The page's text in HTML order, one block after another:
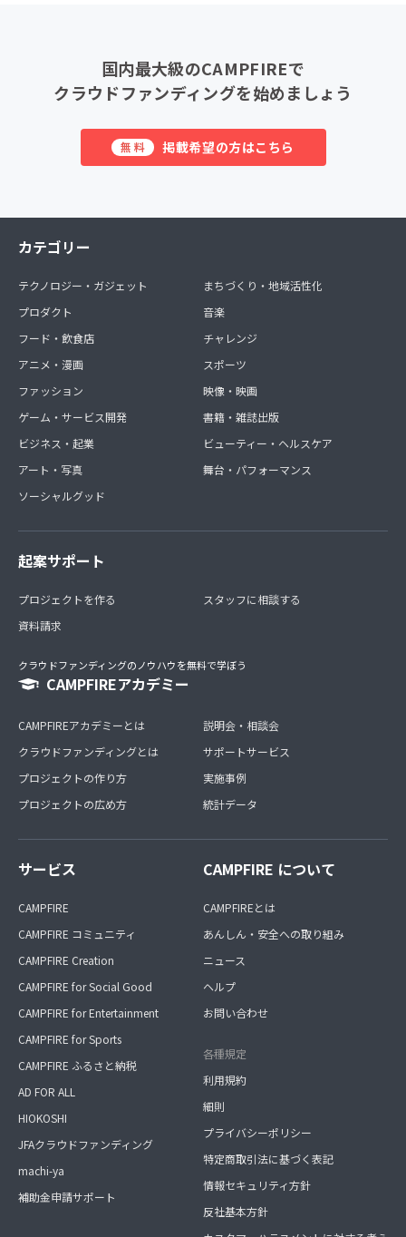
国内最大級のCAMPFIREで
クラウドファンディングを始めましょう
無料 掲載希望の方はこちら
カテゴリー
テクノロジー・ガジェット
プロダクト
フード・飲食店
アニメ・漫画
ファッション
ゲーム・サービス開発
ビジネス・起業
アート・写真
ソーシャルグッド
まちづくり・地域活性化
音楽
チャレンジ
スポーツ
映像・映画
書籍・雑誌出版
ビューティー・ヘルスケア
舞台・パフォーマンス
起案サポート
プロジェクトを作る
資料請求
スタッフに相談する
クラウドファンディングのノウハウを無料で学ぼう
CAMPFIREアカデミー
CAMPFIREアカデミーとは
クラウドファンディングとは
プロジェクトの作り方
プロジェクトの広め方
説明会・相談会
サポートサービス
実施事例
統計データ
サービス
CAMPFIRE
CAMPFIRE コミュニティ
CAMPFIRE Creation
CAMPFIRE for Social Good
CAMPFIRE for Entertainment
CAMPFIRE for Sports
CAMPFIRE ふるさと納税
AD FOR ALL
HIOKOSHI
JFAクラウドファンディング
machi-ya
補助金申請サポート
CAMPFIRE について
CAMPFIREとは
あんしん・安全への取り組み
ニュース
ヘルプ
お問い合わせ
各種規定
利用規約
細則
プライバシーポリシー
特定商取引法に基づく表記
情報セキュリティ方針
反社基本方針